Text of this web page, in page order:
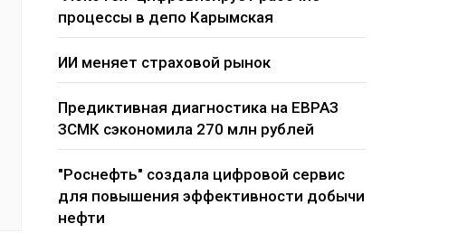
процессы в депо Карымская
ИИ меняет страховой рынок
Предиктивная диагностика на ЕВРАЗ
ЗСМК сэкономила 270 млн рублей
"Роснефть" создала цифровой сервис
для повышения эффективности добычи
нефти